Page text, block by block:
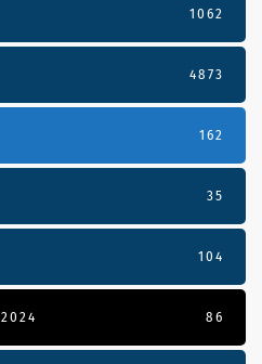
1062
4873
162
35
104
86